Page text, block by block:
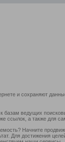
и сохраняют
базам ведущих
ссылок, а также для
Начните
Для достижения